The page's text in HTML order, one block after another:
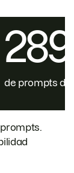
de prompts de